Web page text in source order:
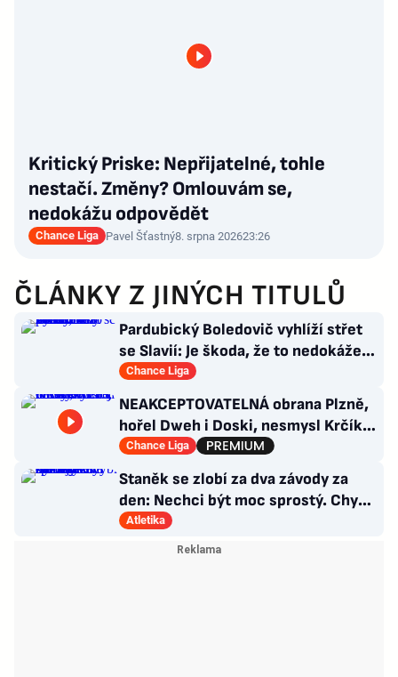
Kritický Priske: Nepřijatelné, tohle
nestačí. Změny? Omlouvám se,
nedokážu odpovědět
Chance Liga Pavel Šťastný8. srpna 202623:26
ČLÁNKY Z JINÝCH TITULŮ
Pardubický Boledovič vyhlíží střet
se Slavií: Je škoda, že to nedokáže
postavit na mladých
Chance Liga
NEAKCEPTOVATELNÁ obrana Plzně,
hořel Dweh i Doski, nesmysl Krčíka.
Ustojí to Hyský?
Chance Liga
Staněk se zlobí za dva závody za
den: Nechci být moc sprostý. Chybí
nám styčný důstojník
Atletika